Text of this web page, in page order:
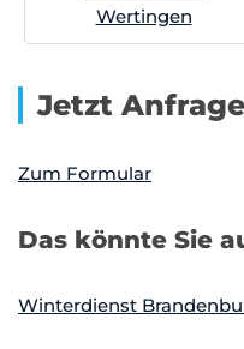
Wertingen
Jetzt
Zum Formular
Das könnte Sie
Winterdienst